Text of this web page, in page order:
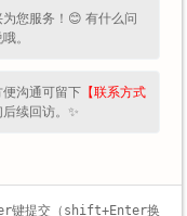
，怎么修了呢？
葫芦的电缆？
您服务！😊 有什么问
。
沟通可留下 【联系方式
后续回访。✨